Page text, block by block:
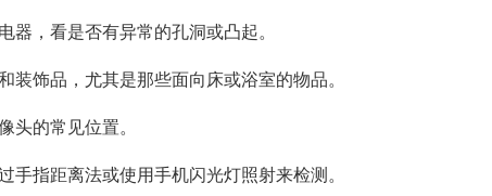
器，看是否有异常的孔洞或凸起。
装饰品，尤其是那些面向床或浴室的物品。
头的常见位置。
手指距离法或使用手机闪光灯照射来检测。